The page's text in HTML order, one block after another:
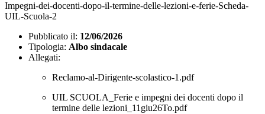
Impegni-dei-docenti-dopo-il-termine-delle-lezioni-e-ferie-Scheda-
UIL-Scuola-2
Pubblicato il: 12/06/2026
Tipologia: Albo sindacale
Allegati:
Reclamo-al-Dirigente-scolastico-1.pdf
UIL SCUOLA_Ferie e impegni dei docenti dopo il
termine delle lezioni_11giu26To.pdf